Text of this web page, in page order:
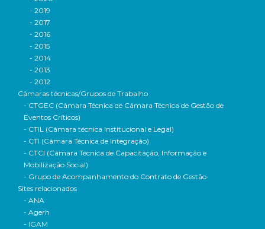
- 2019
- 2017
- 2016
- 2015
- 2014
- 2013
- 2012
Câmaras técnicas/Grupos de Trabalho
- CTGEC (Câmara Técnica de Câmara Técnica de Gestão de
Eventos Críticos)
- CTIL (Câmara técnica Institucional e Legal)
- CTI (Câmara Técnica de Integração)
- CTCI (Câmara Técnica de Capacitação, Informação e
Mobilização Social)
- Grupo de Acompanhamento do Contrato de Gestão
Sites relacionados
- ANA
- Agerh
- IGAM